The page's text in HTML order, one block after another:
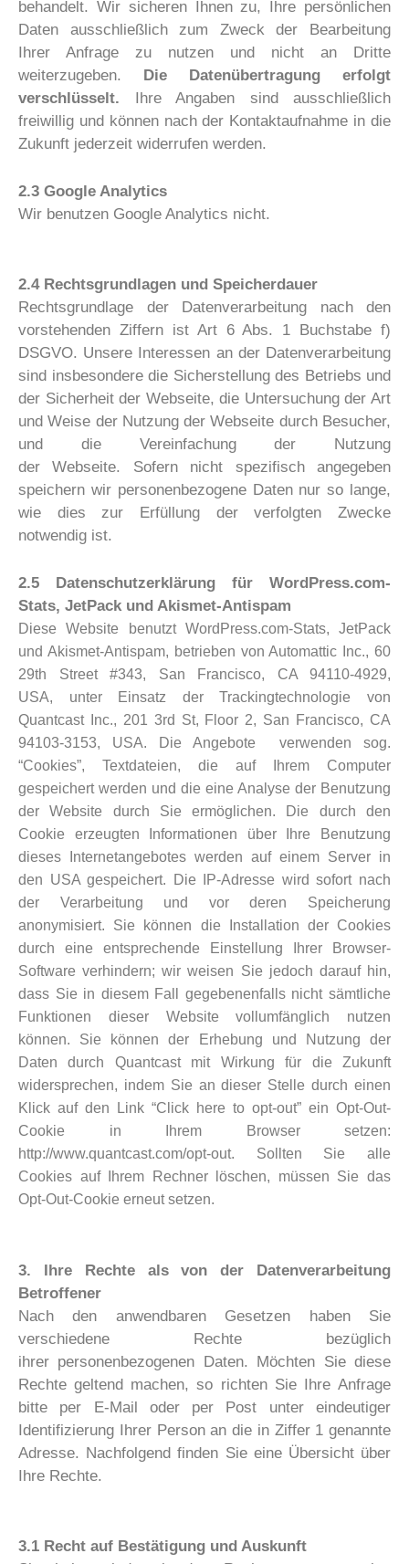
behandelt. Wir sicheren Ihnen zu, Ihre persönlichen
Daten ausschließlich zum Zweck der Bearbeitung
Ihrer Anfrage zu nutzen und nicht an Dritte
weiterzugeben. Die Datenübertragung erfolgt
verschlüsselt. Ihre Angaben sind ausschließlich
freiwillig und können nach der Kontaktaufnahme in die
Zukunft jederzeit widerrufen werden.
2.3 Google Analytics
Wir benutzen Google Analytics nicht.
2.4 Rechtsgrundlagen und Speicherdauer
Rechtsgrundlage der Datenverarbeitung nach den
vorstehenden Ziffern ist Art 6 Abs. 1 Buchstabe f)
DSGVO. Unsere Interessen an der Datenverarbeitung
sind insbesondere die Sicherstellung des Betriebs und
der Sicherheit der Webseite, die Untersuchung der Art
und Weise der Nutzung der Webseite durch Besucher,
und die Vereinfachung der Nutzung
der Webseite. Sofern nicht spezifisch angegeben
speichern wir personenbezogene Daten nur so lange,
wie dies zur Erfüllung der verfolgten Zwecke
notwendig ist.
2.5 Datenschutzerklärung für WordPress.com-
Stats, JetPack und Akismet-Antispam
Diese Website benutzt WordPress.com-Stats, JetPack
und Akismet-Antispam, betrieben von Automattic Inc., 60
29th Street #343, San Francisco, CA 94110-4929,
USA, unter Einsatz der Trackingtechnologie von
Quantcast Inc., 201 3rd St, Floor 2, San Francisco, CA
94103-3153, USA. Die Angebote verwenden sog.
“Cookies”, Textdateien, die auf Ihrem Computer
gespeichert werden und die eine Analyse der Benutzung
der Website durch Sie ermöglichen. Die durch den
Cookie erzeugten Informationen über Ihre Benutzung
dieses Internetangebotes werden auf einem Server in
den USA gespeichert. Die IP-Adresse wird sofort nach
der Verarbeitung und vor deren Speicherung
anonymisiert. Sie können die Installation der Cookies
durch eine entsprechende Einstellung Ihrer Browser-
Software verhindern; wir weisen Sie jedoch darauf hin,
dass Sie in diesem Fall gegebenenfalls nicht sämtliche
Funktionen dieser Website vollumfänglich nutzen
können. Sie können der Erhebung und Nutzung der
Daten durch Quantcast mit Wirkung für die Zukunft
widersprechen, indem Sie an dieser Stelle durch einen
Klick auf den Link “Click here to opt-out” ein Opt-Out-
Cookie in Ihrem Browser setzen:
http://www.quantcast.com/opt-out. Sollten Sie alle
Cookies auf Ihrem Rechner löschen, müssen Sie das
Opt-Out-Cookie erneut setzen.
3. Ihre Rechte als von der Datenverarbeitung
Betroffener
Nach den anwendbaren Gesetzen haben Sie
verschiedene Rechte bezüglich
ihrer personenbezogenen Daten. Möchten Sie diese
Rechte geltend machen, so richten Sie Ihre Anfrage
bitte per E-Mail oder per Post unter eindeutiger
Identifizierung Ihrer Person an die in Ziffer 1 genannte
Adresse. Nachfolgend finden Sie eine Übersicht über
Ihre Rechte.
3.1 Recht auf Bestätigung und Auskunft